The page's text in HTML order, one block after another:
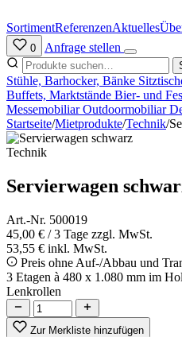
Inhalt
springen
SortimentReferenzenAktuelles
0 Anfrage stellen
Stühle, Barhocker, Bänke
Buffets, Marktstände Bier- und
MessemobiliarOutdoormobiliar
Startseite/Mietprodukte/Technik/
Technik
Servierwagen
Art.-Nr. 500019
45,00 € / 3 Tage zzgl. MwSt.
53,55 € inkl. MwSt.
Preis ohne Auf-/Abbau und
3 Etagen à 480 x 1.080 mm im
Lenkrollen
Zur Merkliste hinzufügen